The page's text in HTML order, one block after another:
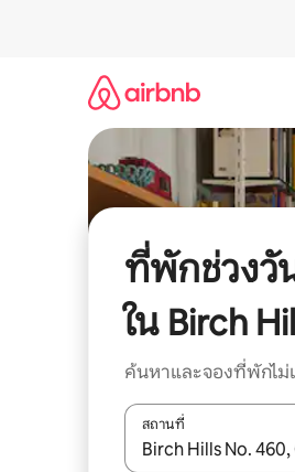
ที่พักช่วง
ใน Birch
ค้นหาและจองที่พักไม่
สถานที่
ใช้ลูกศรขึ้นลง หรือใช้